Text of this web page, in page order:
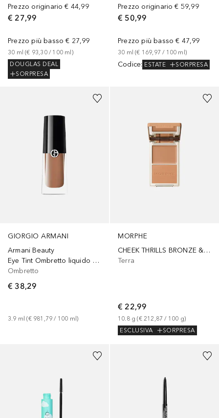
Prezzo originario € 44,99
€ 27,99
Prezzo più basso € 27,99
30 ml (€ 93,30 / 100 ml )
DOUGLAS DEAL
SORPRESA
Prezzo originario € 59,99
€ 50,99
Prezzo più basso € 47,99
30 ml (€ 169,97 / 100 ml )
Codice: ESTATE SORPRESA
GIORGIO ARMANI
Armani Beauty
Eye Tint Ombretto liquido a lunga durata
Ombretto
€ 38,29
3.9 ml (€ 981,79 / 100 ml)
+19
MORPHE
CHEEK THRILLS BRONZE & TONE DUOS
Terra
€ 22,99
10.8 g (€ 212,87 / 100 g)
ESCLUSIVA
SORPRESA
+7